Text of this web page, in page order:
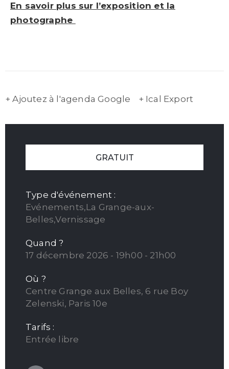
En savoir plus sur l’exposition et la
photographe
+ Ajoutez à l'agenda Google + Ical Export
GRATUIT
Type d'événement :
Evénements,La Grange-aux-
Belles,Vernissage
Quand ?
17 décembre 2026 - 19h00 - 21h00
Où ?
Centre Grange aux Belles, 6 rue Boy
Zelenski, Paris 10e
Tarifs :
Entrée libre